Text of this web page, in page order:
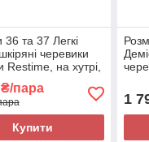
36 та 37 Легкі
черевики
Restime, на хутрі,
з піни
пара
Купити
1